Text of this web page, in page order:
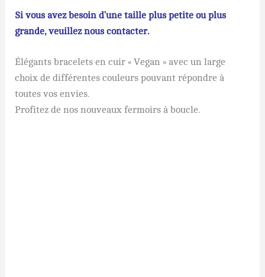
Si vous avez besoin d’une taille plus petite ou plus
grande, veuillez nous contacter.
Élégants bracelets en cuir « Vegan » avec un large
choix de différentes couleurs pouvant répondre à
toutes vos envies.
Profitez de nos nouveaux fermoirs à boucle.